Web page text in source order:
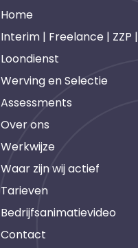
Home
Interim | Freelance | ZZP |
Loondienst
Werving en Selectie
Assessments
Over ons
Werkwijze
Waar zijn wij actief
Tarieven
Bedrijfsanimatievideo
Contact